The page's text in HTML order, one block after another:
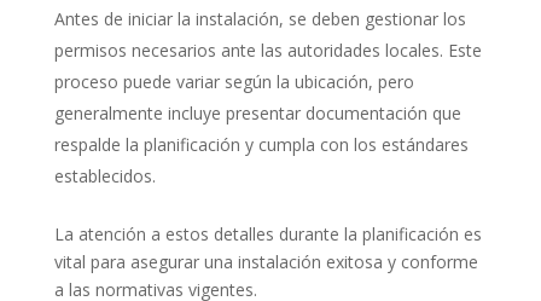
Antes de iniciar la instalación, se deben gestionar los
permisos necesarios ante las autoridades locales. Este
proceso puede variar según la ubicación, pero
generalmente incluye presentar documentación que
respalde la planificación y cumpla con los estándares
establecidos.
La atención a estos detalles durante la planificación es
vital para asegurar una instalación exitosa y conforme
a las normativas vigentes.